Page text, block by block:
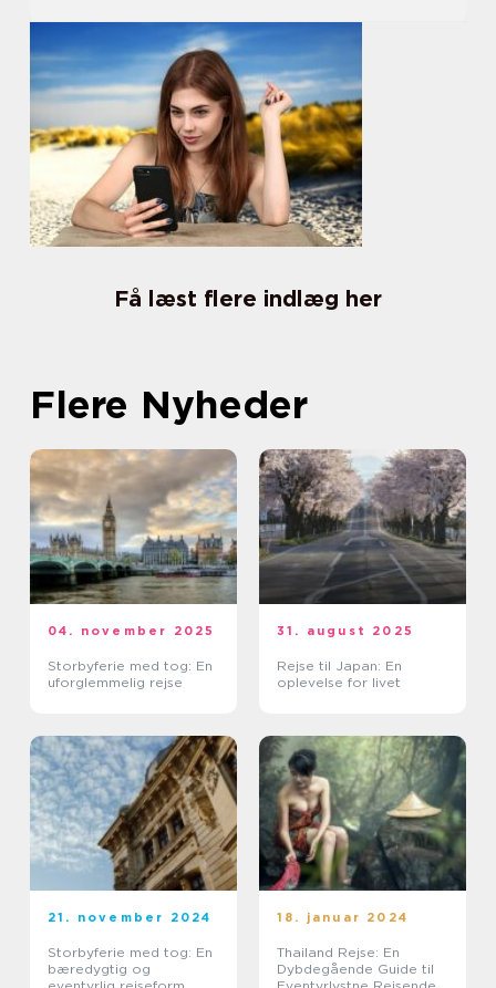
Få læst flere indlæg her
Flere Nyheder
04. november 2025
Storbyferie med tog: En
uforglemmelig rejse
31. august 2025
Rejse til Japan: En
oplevelse for livet
21. november 2024
Storbyferie med tog: En
bæredygtig og
18. januar 2024
Thailand Rejse: En
Dybdegående Guide til